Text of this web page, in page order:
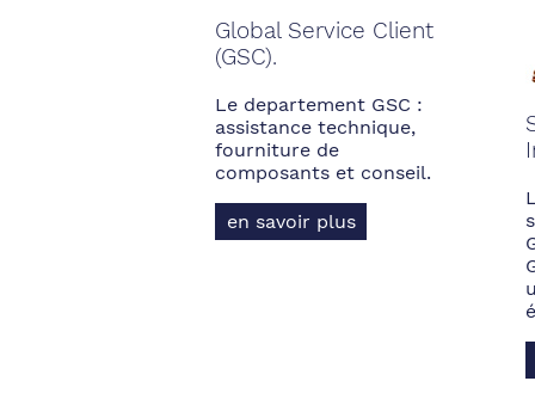
Global Service Client
(GSC).
Le departement GSC :
assistance technique,
fourniture de
composants et conseil.
en savoir plus